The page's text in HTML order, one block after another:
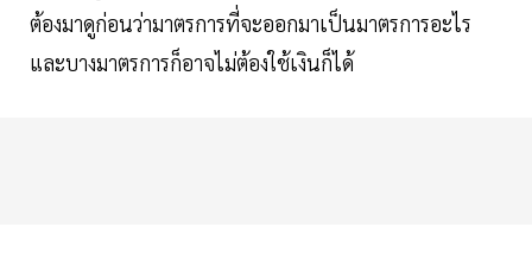
ต้องมาดูก่อนว่ามาตรการที่จะออกมาเป็นมาตรการอะไร
และบางมาตรการก็อาจไม่ต้องใช้เงินก็ได้